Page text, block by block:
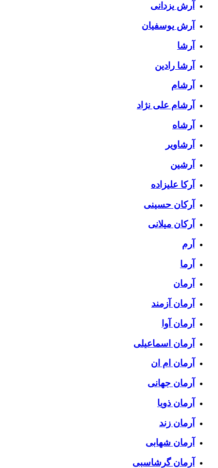
آرش یزدانی
آرش یوسفیان
آرشا
آرشا رادین
آرشام
آرشام علی نژاد
آرشاه
آرشاویر
آرشین
آرکا علیزاده
آرکان حسینی
آرکان میلانی
آرم
آرما
آرمان
آرمان آزمند
آرمان آوا
آرمان اسماعیلی
آرمان ام ان
آرمان جهانی
آرمان ذویا
آرمان زند
آرمان شهابی
آرمان گرشاسبی